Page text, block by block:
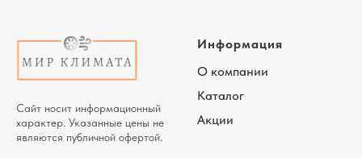
Сайт носит информационный
характер. Указанные цены не
являются публичной офертой.
Информация
О компании
Каталог
Акции